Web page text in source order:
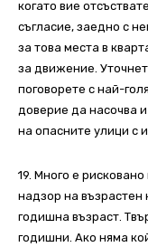
когато вие
съгласие, заедно с
за това места в
за движение.
поговорете с най-
доверие да насочва
на опасните улици с
19. Много е
надзор на
годишна възраст.
годишни. Ако няма